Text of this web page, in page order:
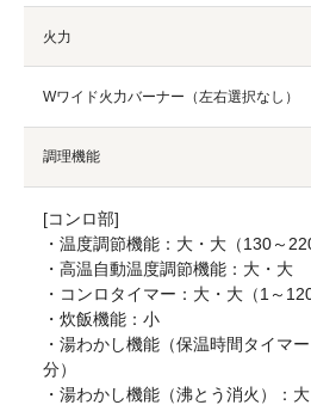
火力
Wワイド火力バーナー（左右選択なし）
調理機能
[コンロ部]
・温度調節機能：大・大（130～
・高温自動温度調節機能：大・大
・コンロタイマー：大・大（1～
・炊飯機能：小
・湯わかし機能（保温時間タイマ
分）
・湯わかし機能（沸とう消火）：